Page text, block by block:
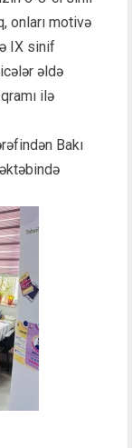
onları motivə
IX sinif
əldə
ilə
Bakı